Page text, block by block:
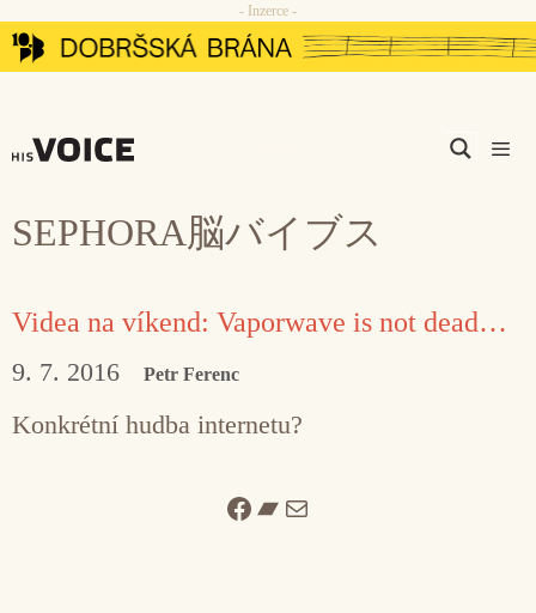
Přeskočit
na
- Inzerce -
SEPHORA脳バイブス
Videa na víkend: Vaporwave is not dead…
9. 7. 2016 Petr Ferenc
Konkrétní hudba internetu?
Facebook
Bandcamp
Mail